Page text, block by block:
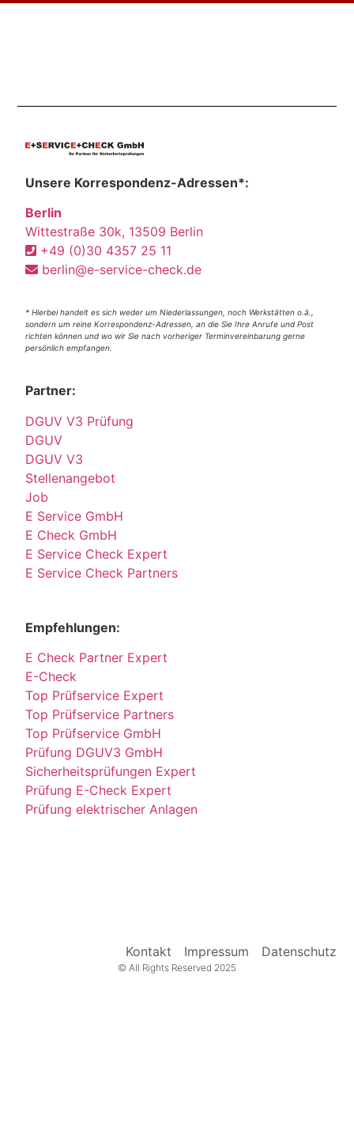
Unsere Korrespondenz-Adressen*:
Berlin
Wittestraße 30k, 13509 Berlin
+49 (0)30 4357 25 11
berlin@e-service-check.de
* Hierbei handelt es sich weder um Niederlassungen, noch Werkstätten o.ä.,
sondern um reine Korrespondenz-Adressen, an die Sie Ihre Anrufe und Post
richten können und wo wir Sie nach vorheriger Terminvereinbarung gerne
persönlich empfangen.
Partner:
DGUV V3 Prüfung
DGUV
DGUV V3
Stellenangebot
Job
E Service GmbH
E Check GmbH
E Service Check Expert
E Service Check Partners
Empfehlungen:
E Check Partner Expert
E-Check
Top Prüfservice Expert
Top Prüfservice Partners
Top Prüfservice GmbH
Prüfung DGUV3 GmbH
Sicherheitsprüfungen Expert
Prüfung E-Check Expert
Prüfung elektrischer Anlagen
Kontakt Impressum Datenschutz
© All Rights Reserved 2025